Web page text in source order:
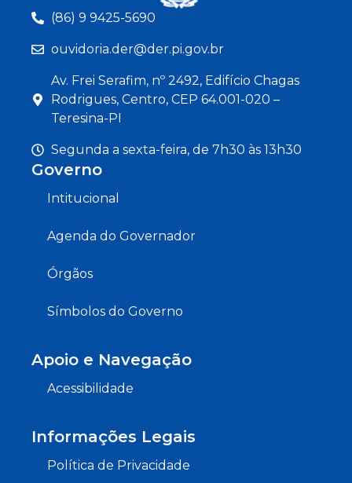
(86) 9 9425-5690
ouvidoria.der@der.pi.gov.br
Av. Frei Serafim, nº 2492, Edifício Chagas
Rodrigues, Centro, CEP 64.001-020 –
Teresina-PI
Segunda a sexta-feira, de 7h30 às 13h30
Governo
Intitucional
Agenda do Governador
Órgãos
Símbolos do Governo
Apoio e Navegação
Acessibilidade
Informações Legais
Política de Privacidade